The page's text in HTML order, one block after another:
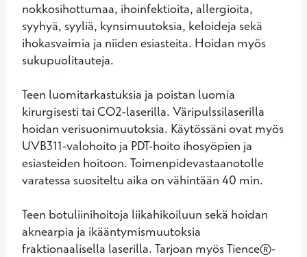
nokkosihottumaa, ihoinfektioita, allergioita,
syyhyä, syyliä, kynsimuutoksia, keloideja sekä
ihokasvaimia ja niiden esiasteita. Hoidan myös
sukupuolitauteja.
Teen luomitarkastuksia ja poistan luomia
kirurgisesti tai CO2-laserilla. Väripulssilaserilla
hoidan verisuonimuutoksia. Käytössäni ovat myös
UVB311-valohoito ja PDT-hoito ihosyöpien ja
esiasteiden hoitoon. Toimenpidevastaanotolle
varatessa suositeltu aika on vähintään 40 min.
Teen botuliinihoitoja liikahikoiluun sekä hoidan
aknearpia ja ikääntymismuutoksia
fraktionaalisella laserilla. Tarjoan myös Tience®-